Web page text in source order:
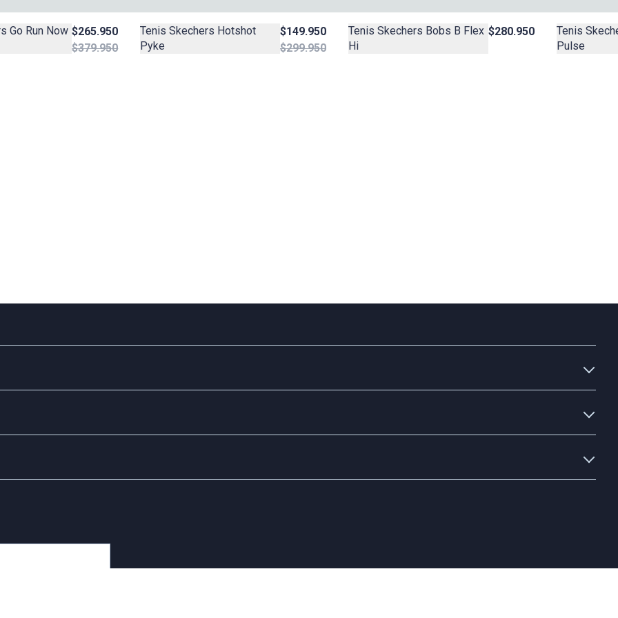
Go Run Now $265.950
$379.950
Tenis Skechers Hotshot
Pyke
$149.950
$299.950
Tenis Skechers Bobs B Flex
Hi
$280.950
Tenis
Pulse